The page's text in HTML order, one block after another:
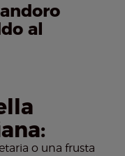
al
o una frusta